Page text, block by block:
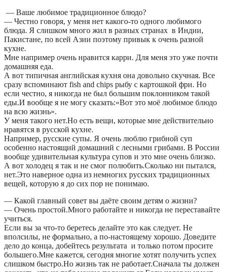
— Ваше любимое традиционное блюдо?
— Честно говоря, у меня нет какого-то одного любимого
блюда. Я слишком много жил в разных странах в Индии,
Пакистане, по всей Азии поэтому привык к очень разной
кухне.
Мне например очень нравится карри. Для меня это уже почти
домашняя еда.
А вот типичная английская кухня она довольно скучная. Все
сразу вспоминают fish and chips рыбу с картошкой фри. Но
если честно, я никогда не был большим поклонником такой
еды.И вообще я не могу сказать:«Вот это моё любимое блюдо
на всю жизнь».
У меня такого нет.Но есть вещи, которые мне действительно
нравятся в русской кухне.
Например, русские супы. Я очень люблю грибной суп
особенно настоящий домашний с лесными грибами. В России
вообще удивительная культура супов и это мне очень близко.
А вот холодец я так и не смог полюбить.Сколько ни пытался,
нет.Это наверное одна из немногих русских традиционных
вещей, которую я до сих пор не понимаю.
— Какой главный совет вы даёте своим детям о жизни?
— Очень простой.Много работайте и никогда не переставайте
учиться.
Если вы за что-то беретесь делайте это как следует. Не
вполсилы, не формально, а по-настоящему хорошо. Доведите
дело до конца, добейтесь результата и только потом просите
большего.Мне кажется, сегодня многие хотят получить успех
слишком быстро.Но жизнь так не работает.Сначала ты должен